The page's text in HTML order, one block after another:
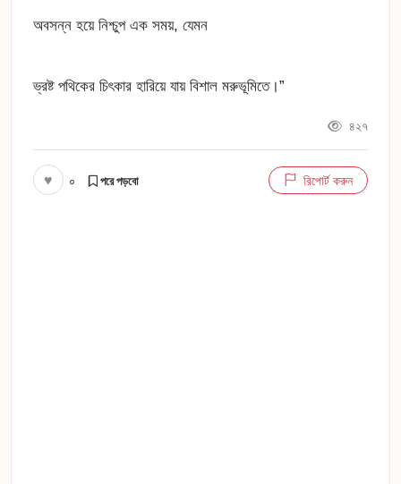
অবসন্ন হয়ে নিশ্চুপ এক সময়, যেমন
ভ্রষ্ট পথিকের চিৎকার হারিয়ে যায় বিশাল মরুভূমিতে।”
৪২৭
♥ ০ পরে পড়বো রিপোর্ট করুন